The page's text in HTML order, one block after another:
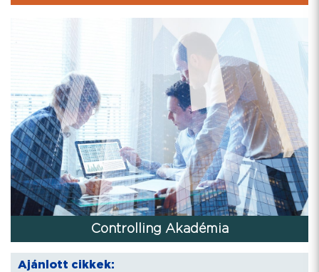
Controlling Akadémia
Ajánlott cikkek: